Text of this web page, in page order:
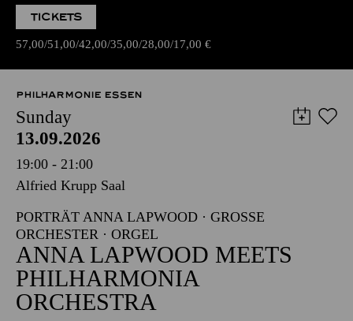
TICKETS
57,00 51,00 42,00 35,00 28,00 17,00 €
PHILHARMONIE ESSEN
Sunday
13.09.2026
19:00 - 21:00
Alfried Krupp Saal
PORTRÄT ANNA LAPWOOD · GROSSE O
RCHESTER · ORGEL
ANNA LAPWOOD MEETS
PHILHARMONIA
ORCHESTRA